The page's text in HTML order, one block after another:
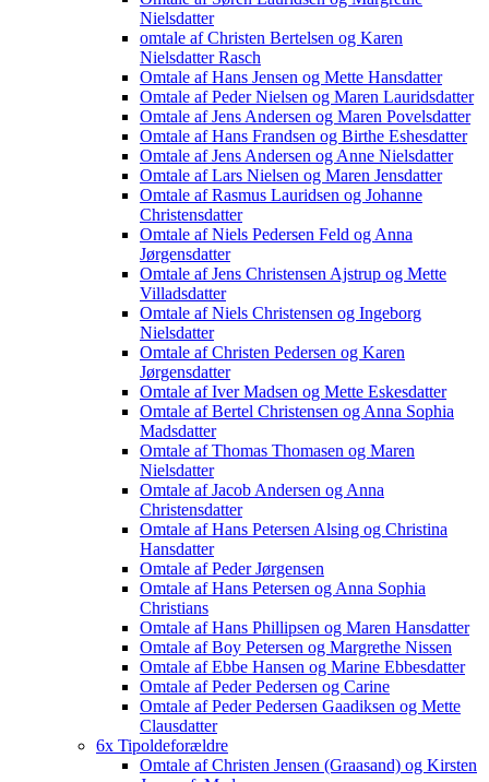
Nielsdatter
omtale af Christen Bertelsen og Karen
Nielsdatter Rasch
Omtale af Hans Jensen og Mette Hansdatter
Omtale af Peder Nielsen og Maren Lauridsdatter
Omtale af Jens Andersen og Maren Povelsdatter
Omtale af Hans Frandsen og Birthe Eshesdatter
Omtale af Jens Andersen og Anne Nielsdatter
Omtale af Lars Nielsen og Maren Jensdatter
Omtale af Rasmus Lauridsen og Johanne
Christensdatter
Omtale af Niels Pedersen Feld og Anna
Jørgensdatter
Omtale af Jens Christensen Ajstrup og Mette
Villadsdatter
Omtale af Niels Christensen og Ingeborg
Nielsdatter
Omtale af Christen Pedersen og Karen
Jørgensdatter
Omtale af Iver Madsen og Mette Eskesdatter
Omtale af Bertel Christensen og Anna Sophia
Madsdatter
Omtale af Thomas Thomasen og Maren
Nielsdatter
Omtale af Jacob Andersen og Anna
Christensdatter
Omtale af Hans Petersen Alsing og Christina
Hansdatter
Omtale af Peder Jørgensen
Omtale af Hans Petersen og Anna Sophia
Christians
Omtale af Hans Phillipsen og Maren Hansdatter
Omtale af Boy Petersen og Margrethe Nissen
Omtale af Ebbe Hansen og Marine Ebbesdatter
Omtale af Peder Pedersen og Carine
Omtale af Peder Pedersen Gaadiksen og Mette
Clausdatter
6x Tipoldeforældre
Omtale af Christen Jensen (Graasand) og Kirsten